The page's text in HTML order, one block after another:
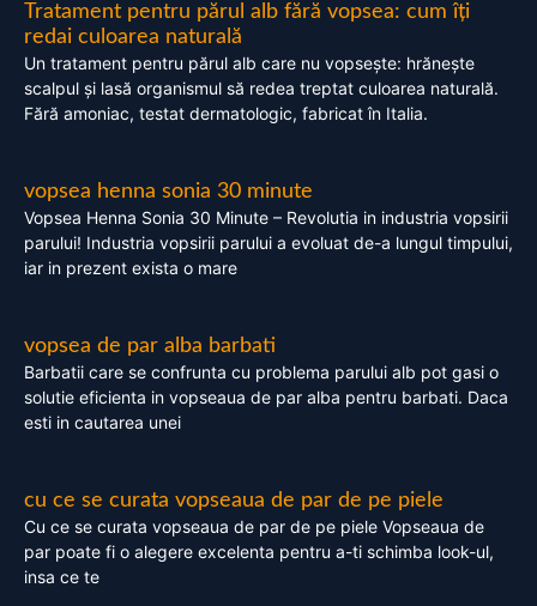
Tratament pentru părul alb fără vopsea: cum îți
redai culoarea naturală
Un tratament pentru părul alb care nu vopsește: hrănește
scalpul și lasă organismul să redea treptat culoarea naturală.
Fără amoniac, testat dermatologic, fabricat în Italia.
vopsea henna sonia 30 minute
Vopsea Henna Sonia 30 Minute – Revolutia in industria vopsirii
parului! Industria vopsirii parului a evoluat de-a lungul timpului,
iar in prezent exista o mare
vopsea de par alba barbati
Barbatii care se confrunta cu problema parului alb pot gasi o
solutie eficienta in vopseaua de par alba pentru barbati. Daca
esti in cautarea unei
cu ce se curata vopseaua de par de pe piele
Cu ce se curata vopseaua de par de pe piele Vopseaua de
par poate fi o alegere excelenta pentru a-ti schimba look-ul,
insa ce te